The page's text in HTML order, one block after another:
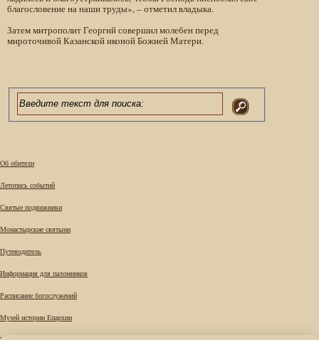
благословение на наши труды», – отметил владыка.
Затем митрополит Георгий совершил молебен перед
мироточивой Казанской иконой Божией Матери.
Об обители
Летопись событий
Святые подвижники
Монастырские святыни
Путеводитель
Информация для паломников
Расписание богослужений
Музей истории Епархии